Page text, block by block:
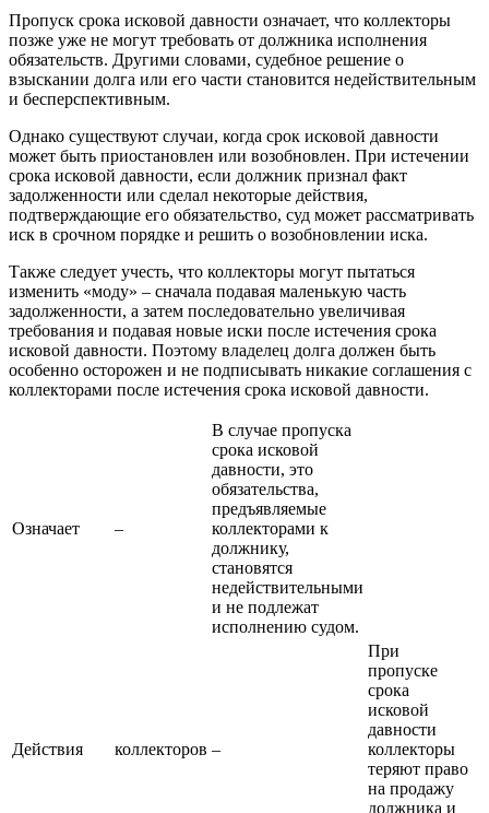
Пропуск срока исковой давности означает, что коллекторы
позже уже не могут требовать от должника исполнения
обязательств. Другими словами, судебное решение о
взыскании долга или его части становится недействительным
и бесперспективным.
Однако существуют случаи, когда срок исковой давности
может быть приостановлен или возобновлен. При истечении
срока исковой давности, если должник признал факт
задолженности или сделал некоторые действия,
подтверждающие его обязательство, суд может рассматривать
иск в срочном порядке и решить о возобновлении иска.
Также следует учесть, что коллекторы могут пытаться
изменить «моду» – сначала подавая маленькую часть
задолженности, а затем последовательно увеличивая
требования и подавая новые иски после истечения срока
исковой давности. Поэтому владелец долга должен быть
особенно осторожен и не подписывать никакие соглашения с
коллекторами после истечения срока исковой давности.
Означает –
В случае пропуска
срока исковой
давности, это
обязательства,
предъявляемые
коллекторами к
должнику,
становятся
недействительными
и не подлежат
исполнению судом.
Действия коллекторов –
При
пропуске
срока
исковой
давности
коллекторы
теряют право
на продажу
должника и